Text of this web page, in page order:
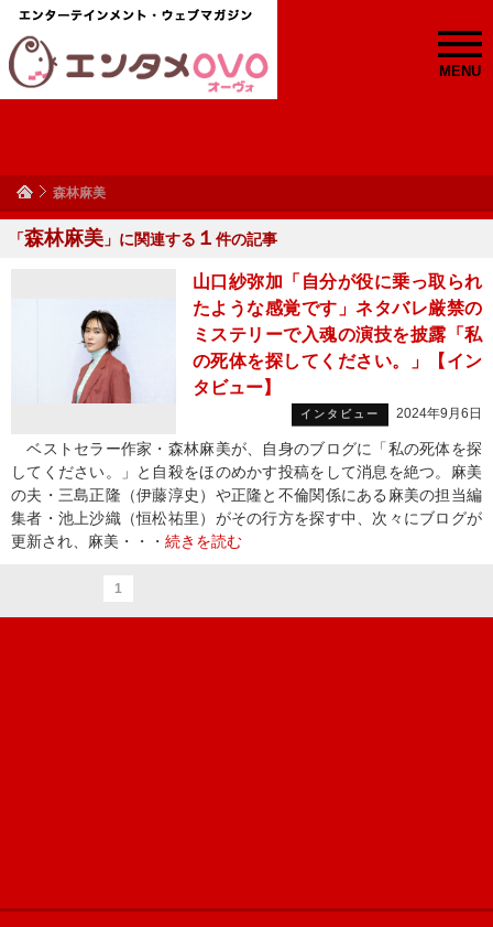
MENU
森林麻美
「森林麻美 」に関連する １ 件の記事
山口紗弥加「自分が役に乗っ取られ
たような感覚です」ネタバレ厳禁の
ミステリーで入魂の演技を披露「私
の死体を探してください。」【イン
タビュー】
インタビュー 2024年9月6日
ベストセラー作家・森林麻美が、自身のブログに「私の死体を探
してください。」と自殺をほのめかす投稿をして消息を絶つ。麻美
の夫・三島正隆（伊藤淳史）や正隆と不倫関係にある麻美の担当編
集者・池上沙織（恒松祐里）がその行方を探す中、次々にブログが
更新され、麻美・・・ 続きを読む
1